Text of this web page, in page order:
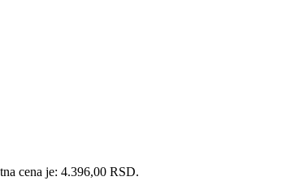
cena je: 4.396,00 RSD.